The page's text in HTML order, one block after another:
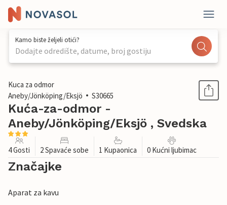
Kamo biste željeli otići?
Dodajte odredište, datume, broj gostiju
1 / 14
Kuca za odmor
Aneby/Jönköping/Eksjö
S30665
Kuća-za-odmor -
Aneby/Jönköping/Eksjö , Svedska
4 Gosti 2 Spavaće sobe 1 Kupaonica 0 Kućni ljubimac
Značajke
Aparat za kavu